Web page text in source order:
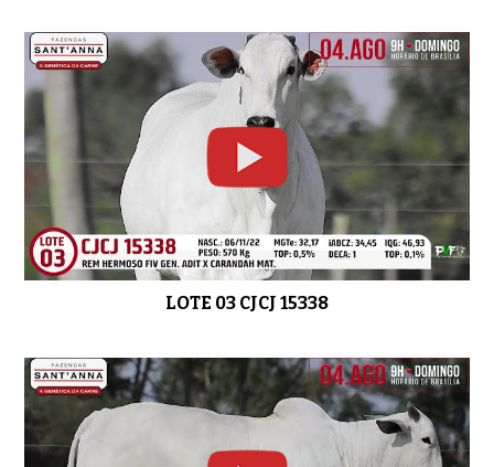
LOTE 15 CJCJ 15653
01:24 LOTE 16 CJC 15646
01:31 LOTE 17 CJCJ 15717
LOTE 03 CJCJ 15338